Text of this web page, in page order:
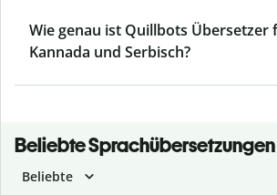
Wie genau ist Quillbots Übersetzer
Kannada und Serbisch?
Beliebte Sprachübersetzungen
Beliebte